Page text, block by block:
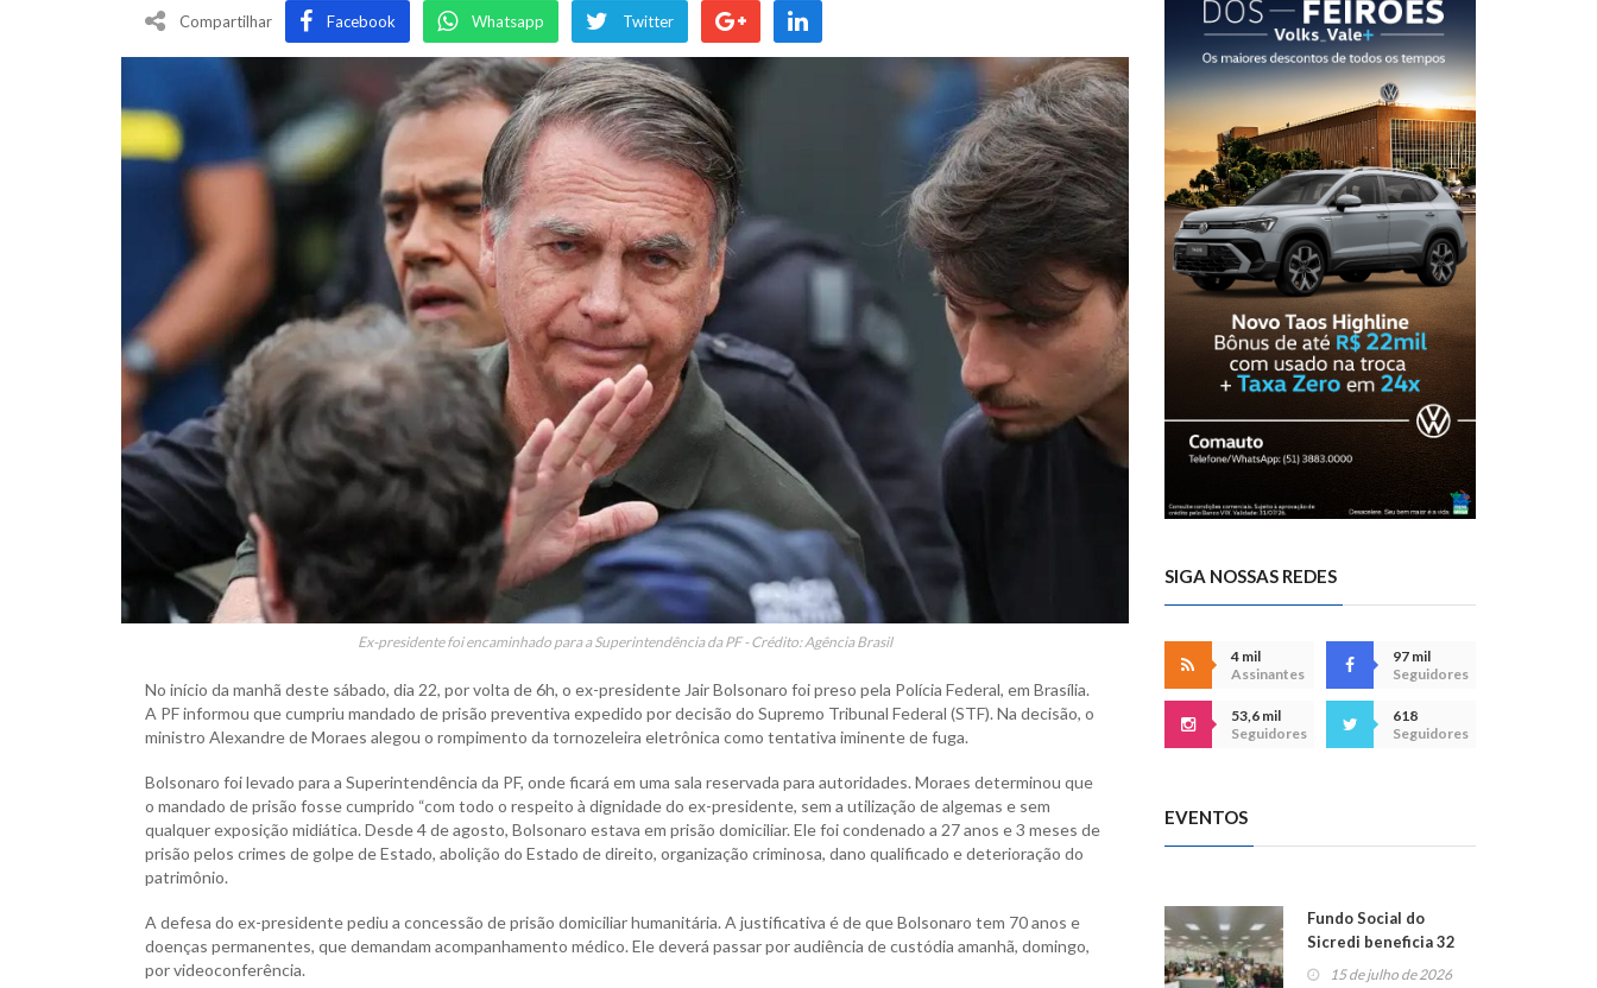
Compartilhar Facebook Whatsapp Twitter
Ex-presidente foi encaminhado para a Superintendência da PF - Crédito: Agência Brasil
No início da manhã deste sábado, dia 22, por volta de 6h, o ex-presidente Jair Bolsonaro foi preso pela Polícia Federal, em Brasília.
A PF informou que cumpriu mandado de prisão preventiva expedido por decisão do Supremo Tribunal Federal (STF). Na decisão, o
ministro Alexandre de Moraes alegou o rompimento da tornozeleira eletrônica como tentativa iminente de fuga.
Bolsonaro foi levado para a Superintendência da PF, onde ficará em uma sala reservada para autoridades. Moraes determinou que
o mandado de prisão fosse cumprido “com todo o respeito à dignidade do ex-presidente, sem a utilização de algemas e sem
qualquer exposição midiática. Desde 4 de agosto, Bolsonaro estava em prisão domiciliar. Ele foi condenado a 27 anos e 3 meses de
prisão pelos crimes de golpe de Estado, abolição do Estado de direito, organização criminosa, dano qualificado e deterioração do
patrimônio.
A defesa do ex-presidente pediu a concessão de prisão domiciliar humanitária. A justificativa é de que Bolsonaro tem 70 anos e
doenças permanentes, que demandam acompanhamento médico. Ele deverá passar por audiência de custódia amanhã, domingo,
por videoconferência.
SIGA NOSSAS REDES
4 mil
Assinantes
97 mil
Seguidores
53,6 mil
Seguidores
618
Seguidores
EVENTOS
Fundo Social do
Sicredi beneficia 32
projetos em
15 de julho de 2026